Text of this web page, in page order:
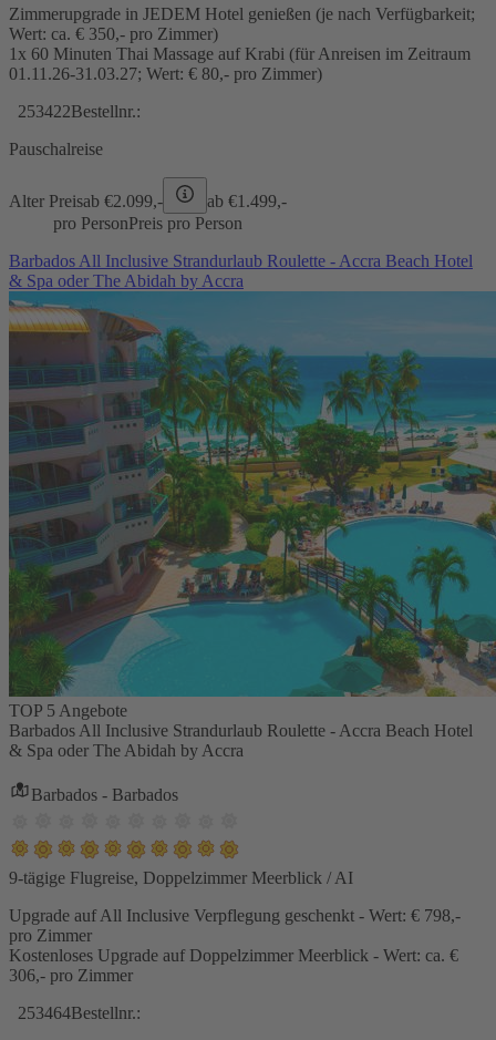
Zimmerupgrade in JEDEM Hotel genießen (je nach Verfügbarkeit;
Wert: ca. € 350,- pro Zimmer)
1x 60 Minuten Thai Massage auf Krabi (für Anreisen im Zeitraum
01.11.26-31.03.27; Wert: € 80,- pro Zimmer)
253422Bestellnr.:
Pauschalreise
Alter Preisab €2.099,- ab €1.499,-
pro PersonPreis pro Person
Barbados All Inclusive Strandurlaub Roulette - Accra Beach Hotel
& Spa oder The Abidah by Accra
TOP 5 Angebote
Barbados All Inclusive Strandurlaub Roulette - Accra Beach Hotel
& Spa oder The Abidah by Accra
Barbados - Barbados
9-tägige Flugreise, Doppelzimmer Meerblick / AI
Upgrade auf All Inclusive Verpflegung geschenkt - Wert: € 798,-
pro Zimmer
Kostenloses Upgrade auf Doppelzimmer Meerblick - Wert: ca. €
306,- pro Zimmer
253464Bestellnr.: